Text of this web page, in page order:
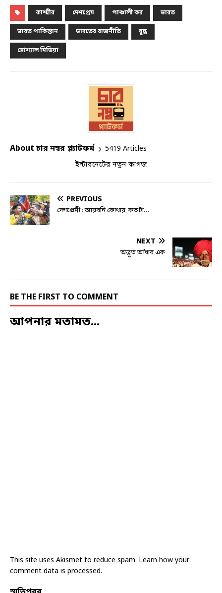
কাশ্মীর দেশপ্রেম পাঞ্চালী কর ভারত
ভারত পাকিস্তান ভারতের রাজনীতি যুদ্ধ
সোশ্যাল মিডিয়া
About চার নম্বর প্ল্যাটফর্ম
5419 Articles
ইন্টারনেটের নতুন কাগজ
PREVIOUS
দেশপ্রেমী : আয়রনি কোথায়, কতটা…
NEXT
অদ্ভুত আঁধার এক
BE THE FIRST TO COMMENT
আপনার মতামত...
This site uses Akismet to reduce spam. Learn how your
comment data is processed.